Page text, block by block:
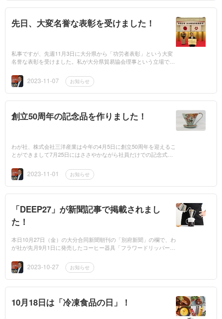
先日、大変名誉な表彰を受けました！
私事ですが、先週11月3日に大分県から「功労者表彰」という大変
名誉な表彰を受けました。私が大分県貿易協会理事という立場での
けた時は、驚き...
2023-11-07 お知らせ
創立50周年の記念品を作りました！
わが社、株式会社三洋産業は今年の4月5日に創立50周年を迎えるこ
とができまして7月25日にはささやかながら社員だけでの記念式
か・・・」というフ...
2023-11-01 お知らせ
「DEEP27」が新聞記事で掲載されまし
た！
本日10月27日（金）の大分合同新聞朝刊の「別府新聞」の欄で、わ
が社が先月9月1日に発売したコーヒー器具「フラワードリッパーD
コーヒーフィルター...
2023-10-27 お知らせ
10月18日は「冷凍食品の日」！